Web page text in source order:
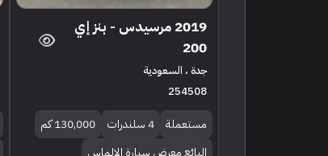
2019 مرسيدس - بنز إي
200
جدة ، السعودية
254508
مستعملة 4 سلندرات
130,000 كم
البائع معرض سيارة الالماس